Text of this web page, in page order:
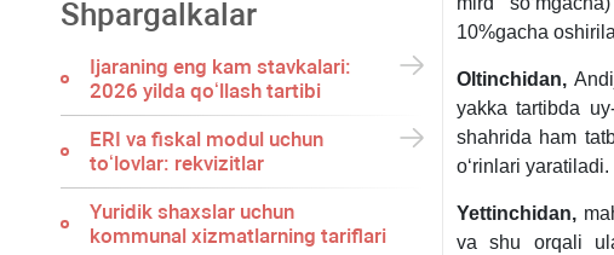
Shpargalkalar
Ijaraning eng kam stavkalari:
2026 yilda qoʻllash tartibi
ERI va fiskal modul uchun
toʻlovlar: rekvizitlar
Yuridik shaхslar uchun
kommunal хizmatlarning tariflari
10%gacha
Oltinchidan,
yakka tartibda
shahrida ham
oʻrinlari yaratiladi.
Yettinchidan,
va shu orqali